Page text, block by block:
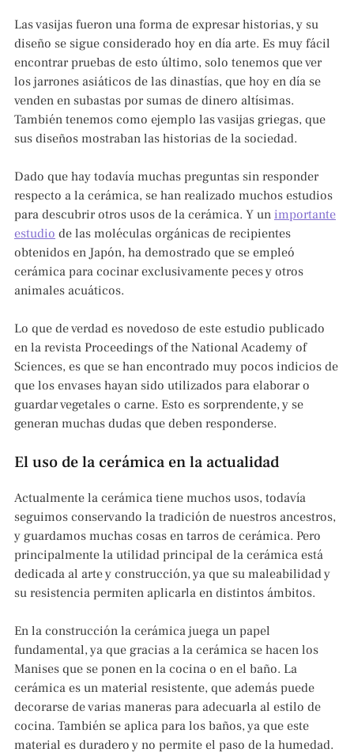
Las vasijas fueron una forma de expresar historias, y su
diseño se sigue considerado hoy en día arte. Es muy fácil
encontrar pruebas de esto último, solo tenemos que ver
los jarrones asiáticos de las dinastías, que hoy en día se
venden en subastas por sumas de dinero altísimas.
También tenemos como ejemplo las vasijas griegas, que
sus diseños mostraban las historias de la sociedad.
Dado que hay todavía muchas preguntas sin responder
respecto a la cerámica, se han realizado muchos estudios
para descubrir otros usos de la cerámica. Y un importante
estudio de las moléculas orgánicas de recipientes
obtenidos en Japón, ha demostrado que se empleó
cerámica para cocinar exclusivamente peces y otros
animales acuáticos.
Lo que de verdad es novedoso de este estudio publicado
en la revista Proceedings of the National Academy of
Sciences, es que se han encontrado muy pocos indicios de
que los envases hayan sido utilizados para elaborar o
guardar vegetales o carne. Esto es sorprendente, y se
generan muchas dudas que deben responderse.
El uso de la cerámica en la actualidad
Actualmente la cerámica tiene muchos usos, todavía
seguimos conservando la tradición de nuestros ancestros,
y guardamos muchas cosas en tarros de cerámica. Pero
principalmente la utilidad principal de la cerámica está
dedicada al arte y construcción, ya que su maleabilidad y
su resistencia permiten aplicarla en distintos ámbitos.
En la construcción la cerámica juega un papel
fundamental, ya que gracias a la cerámica se hacen los
Manises que se ponen en la cocina o en el baño. La
cerámica es un material resistente, que además puede
decorarse de varias maneras para adecuarla al estilo de
cocina. También se aplica para los baños, ya que este
material es duradero y no permite el paso de la humedad.